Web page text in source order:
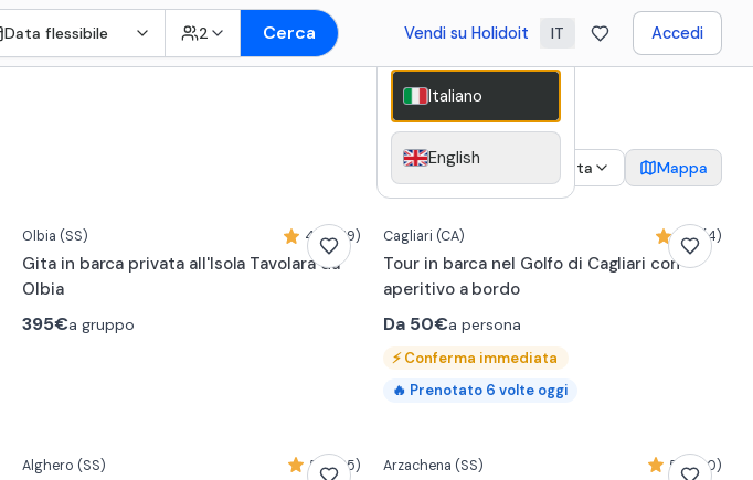
Data flessibile 2 Cerca Vendi su Holidoit IT Accedi
Data Mappa
Olbia (SS) 4,8 (219)
Gita in barca privata all'Isola Tavolara da
Olbia
395€a gruppo
Cagliari (CA) 5,0 (4)
Tour in barca nel Golfo di Cagliari con
aperitivo a bordo
Da 50€a persona
⚡Conferma immediata
🔥 Prenotato 6 volte oggi
Alghero (SS) 5,0 (35)
0:14
Arzachena (SS) 5,0 (30)
Italiano
English